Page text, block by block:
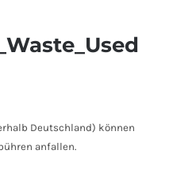
Deutschland) können
anfallen.